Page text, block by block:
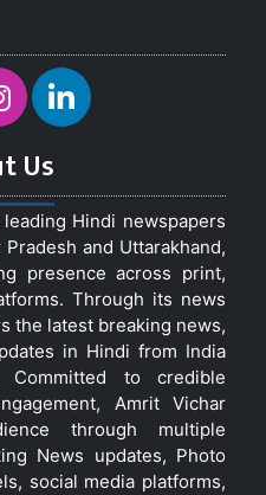
Us
Hindi newspapers
and Uttarakhand,
presence across print,
Through its news
the latest breaking news,
in Hindi from India
to credible
Amrit Vichar
through multiple
News updates, Photo
social media platforms,